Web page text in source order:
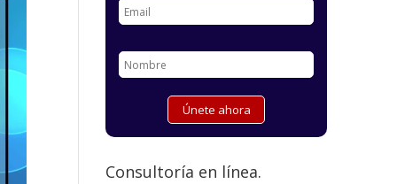
Consultoría en línea.